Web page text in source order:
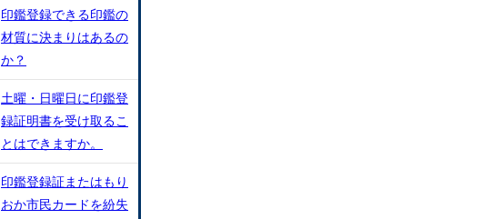
印鑑登録できる印鑑の
材質に決まりはあるの
か？
土曜・日曜日に印鑑登
録証明書を受け取るこ
とはできますか。
印鑑登録証またはもり
おか市民カードを紛失